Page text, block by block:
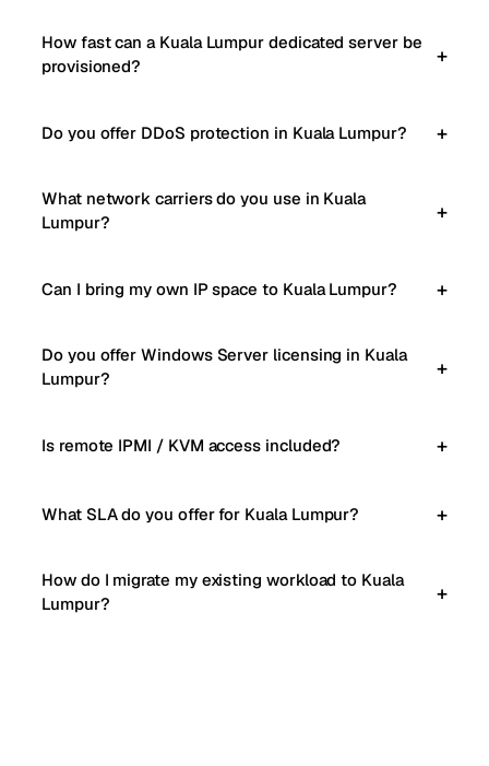
How fast can a Kuala Lumpur dedicated server be
provisioned?
Do you offer DDoS protection in Kuala Lumpur?
What network carriers do you use in Kuala
Lumpur?
Can I bring my own IP space to Kuala Lumpur?
Do you offer Windows Server licensing in Kuala
Lumpur?
Is remote IPMI / KVM access included?
What SLA do you offer for Kuala Lumpur?
How do I migrate my existing workload to Kuala
Lumpur?